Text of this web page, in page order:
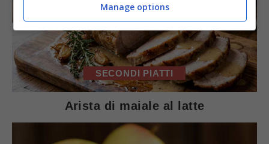
SECONDI PIATTI
Arista di maiale al latte
Manage options